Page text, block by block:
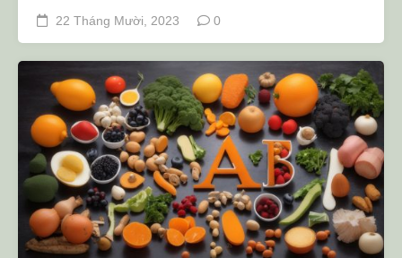
22 Tháng Mười, 2023 0